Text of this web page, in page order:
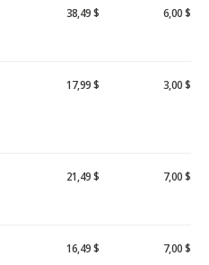
38,49 $ 6,00 $
17,99 $ 3,00 $
21,49 $ 7,00 $
16,49 $ 7,00 $